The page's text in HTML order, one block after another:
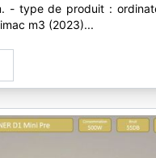
- type de produit :
m3 (2023)...